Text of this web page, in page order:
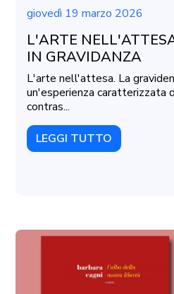
giovedì 19 marzo 2026
L'ARTE
IN GRAVIDANZA
L'arte nell'attesa. La
un'esperienza caratterizzata
contras...
LEGGI TUTTO